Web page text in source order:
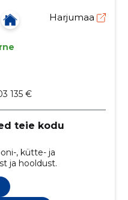
Harjumaa
135 €
teie kodu
, kütte- ja
ja hooldust.